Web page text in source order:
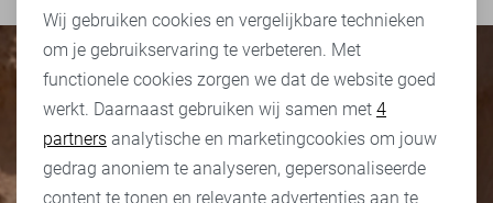
Personalisatie cookies
Analytische cookies
Marketing cookies
Wij gebruiken cookies en vergelijkbare technieken
om je gebruikservaring te verbeteren. Met
functionele cookies zorgen we dat de website goed
werkt. Daarnaast gebruiken wij samen met 4
partners analytische en marketingcookies om jouw
gedrag anoniem te analyseren, gepersonaliseerde
content te tonen en relevante advertenties aan te